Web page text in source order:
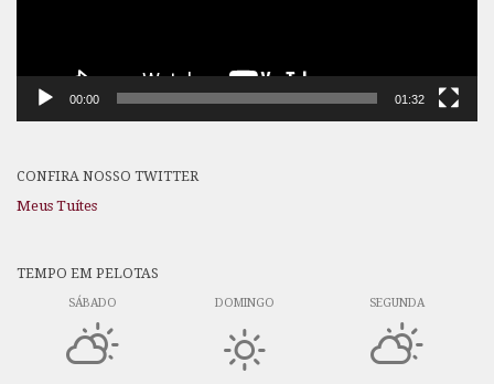
00:00 01:32
CONFIRA NOSSO TWITTER
Meus Tuítes
TEMPO EM PELOTAS
SÁBADO DOMINGO SEGUNDA